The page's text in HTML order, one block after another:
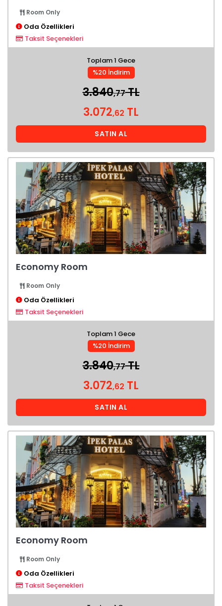
Room Only
Oda Özellikleri
Taksit Seçenekleri
Toplam 1 Gece
%20 İndirim
3.840,77TL
3.072,62 TL
SATIN AL
Economy Room
Room Only
Oda Özellikleri
Taksit Seçenekleri
Toplam 1 Gece
%20 İndirim
3.840,77TL
3.072,62 TL
SATIN AL
Economy Room
Room Only
Oda Özellikleri
Taksit Seçenekleri